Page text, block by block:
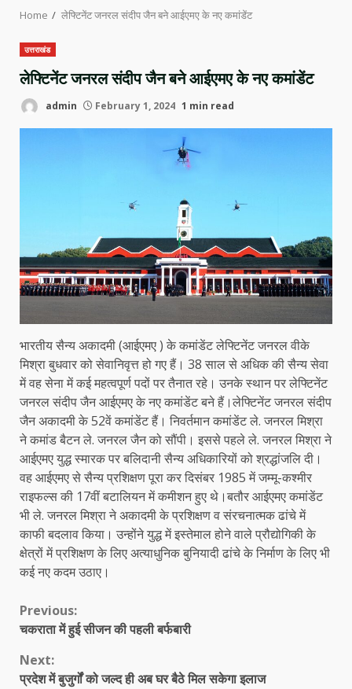
Home लेफ्टिनेंट जनरल संदीप जैन बने आईएमए के नए कमांडेंट
उत्तराखंड
लेफ्टिनेंट जनरल संदीप जैन बने आईएमए के नए कमांडेंट
admin February 1, 2024 1 min read
भारतीय सैन्य अकादमी (आईएमए ) के कमांडेंट लेफ्टिनेंट जनरल वीके
मिश्रा बुधवार को सेवानिवृत्त हो गए हैं। 38 साल से अधिक की सैन्य सेवा
में वह सेना में कई महत्वपूर्ण पदों पर तैनात रहे। उनके स्थान पर लेफ्टिनेंट
जनरल संदीप जैन आईएमए के नए कमांडेंट बने हैं।लेफ्टिनेंट जनरल संदीप
जैन अकादमी के 52वें कमांडेंट हैं। निवर्तमान कमांडेंट ले. जनरल मिश्रा
ने कमांड बैटन ले. जनरल जैन को सौंपी। इससे पहले ले. जनरल मिश्रा ने
आईएमए युद्ध स्मारक पर बलिदानी सैन्य अधिकारियों को श्रद्धांजलि दी।
वह आईएमए से सैन्य प्रशिक्षण पूरा कर दिसंबर 1985 में जम्मू-कश्मीर
राइफल्स की 17वीं बटालियन में कमीशन हुए थे।बतौर आईएमए कमांडेंट
भी ले. जनरल मिश्रा ने अकादमी के प्रशिक्षण व संरचनात्मक ढांचे में
काफी बदलाव किया। उन्होंने युद्ध में इस्तेमाल होने वाले प्रौद्योगिकी के
क्षेत्रों में प्रशिक्षण के लिए अत्याधुनिक बुनियादी ढांचे के निर्माण के लिए भी
कई नए कदम उठाए।
Continue
Reading
Previous:
चकराता में हुई सीजन की पहली बर्फबारी
Next:
प्रदेश में बुजुर्गों को जल्द ही अब घर बैठे मिल सकेगा इलाज